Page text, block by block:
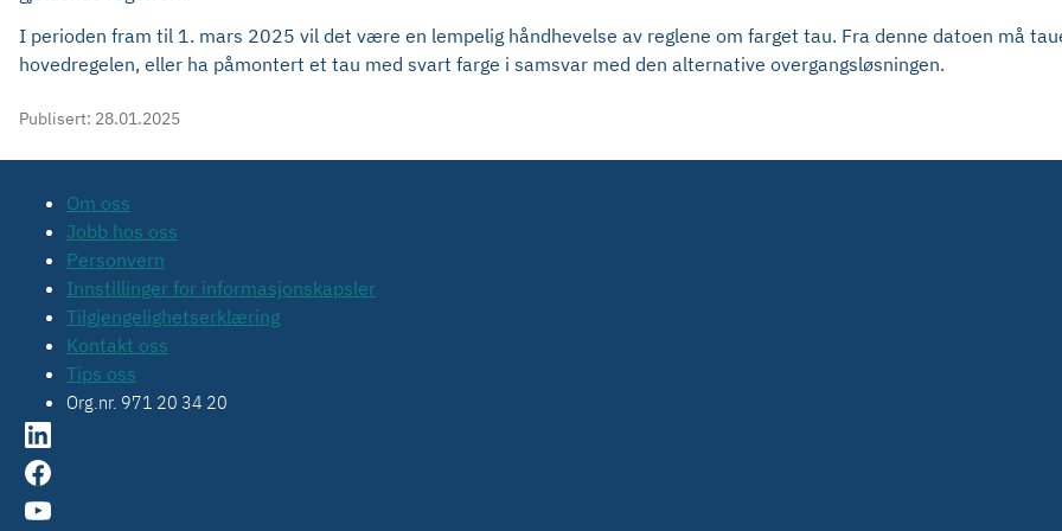
I perioden fram til 1. mars 2025 vil det være en lempelig håndhevelse av reglene om farget tau. Fra denne datoen må
hovedregelen, eller ha påmontert et tau med svart farge i samsvar med den alternative overgangsløsningen.
Publisert: 28.01.2025
Om oss
Jobb hos oss
Personvern
Innstillinger for informasjonskapsler
Tilgjengelighetserklæring
Kontakt oss
Tips oss
Org.nr. 971 20 34 20